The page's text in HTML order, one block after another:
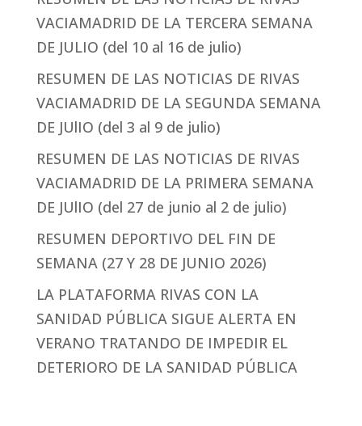
VACIAMADRID DE LA TERCERA SEMANA
DE JULIO (del 10 al 16 de julio)
RESUMEN DE LAS NOTICIAS DE RIVAS
VACIAMADRID DE LA SEGUNDA SEMANA
DE JUlIO (del 3 al 9 de julio)
RESUMEN DE LAS NOTICIAS DE RIVAS
VACIAMADRID DE LA PRIMERA SEMANA
DE JUlIO (del 27 de junio al 2 de julio)
RESUMEN DEPORTIVO DEL FIN DE
SEMANA (27 Y 28 DE JUNIO 2026)
LA PLATAFORMA RIVAS CON LA
SANIDAD PÚBLICA SIGUE ALERTA EN
VERANO TRATANDO DE IMPEDIR EL
DETERIORO DE LA SANIDAD PÚBLICA